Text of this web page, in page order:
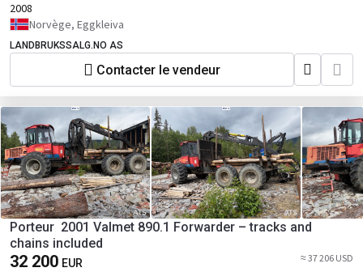
2008
Norvège, Eggkleiva
LANDBRUKSSALG.NO AS
Contacter le vendeur
Porteur 2001 Valmet 890.1 Forwarder – tracks and
chains included
32 200 EUR ≈ 37 206 USD